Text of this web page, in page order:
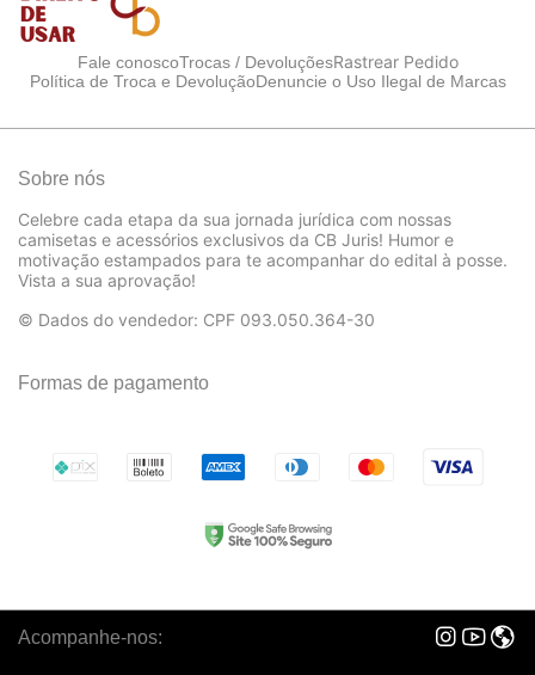
Fale conoscoTrocas / DevoluçõesRastrear Pedido
Política de Troca e DevoluçãoDenuncie o Uso Ilegal de Marcas
Sobre nós
Celebre cada etapa da sua jornada jurídica com nossas
camisetas e acessórios exclusivos da CB Juris! Humor e
motivação estampados para te acompanhar do edital à posse.
Vista a sua aprovação!
© Dados do vendedor: CPF 093.050.364-30
Formas de pagamento
Acompanhe-nos: